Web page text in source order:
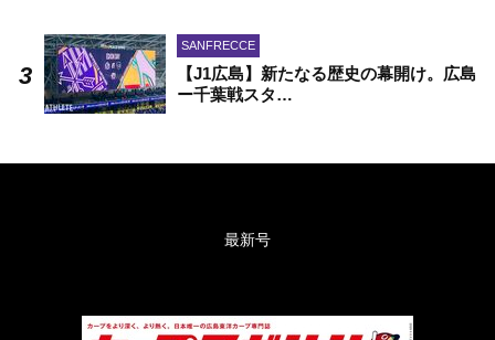
SANFRECCE
【J1広島】新たなる歴史の幕開け。広島
ー千葉戦スタ…
最新号